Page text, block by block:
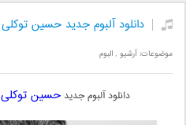
دانلود آلبوم جدید حسین توکلی
موضوعات:آرشیو ,البوم
دانلود آلبوم جدید حسین توکلی